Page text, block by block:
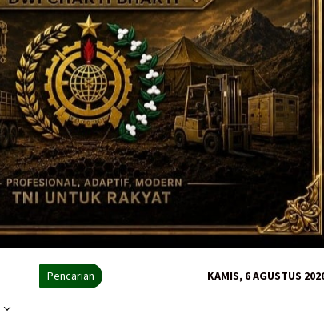
Pencarian KAMIS, 6 AGUSTUS